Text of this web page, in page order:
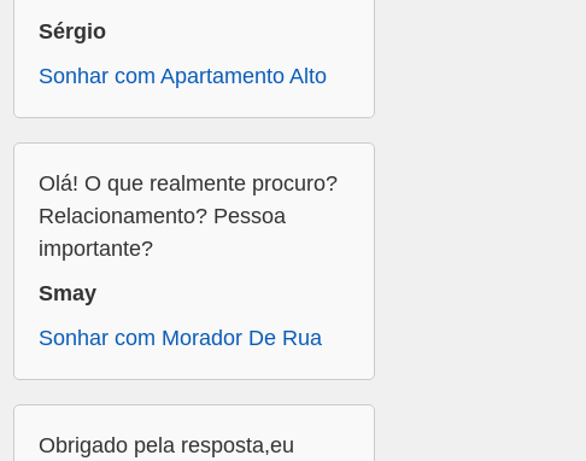
Sérgio
Sonhar com Apartamento Alto
Olá! O que realmente procuro?
Relacionamento? Pessoa
importante?
Smay
Sonhar com Morador De Rua
Obrigado pela resposta,eu